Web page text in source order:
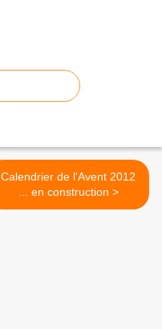
Calendrier de l'Avent 2012
... en construction >